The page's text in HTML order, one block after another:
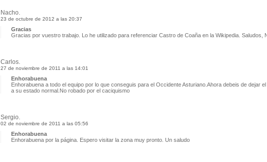
Nacho.
23 de octubre de 2012 a las 20:37
Gracias
Gracias por vuestro trabajo. Lo he utilizado para referenciar Castro de Coaña en la Wikipedia. Saludos,
Carlos.
27 de noviembre de 2011 a las 14:01
Enhorabuena
Enhorabuena a todo el equipo por lo que conseguis para el Occidente Asturiano.Ahora debeis de dejar
a su estado normal.No robado por el caciquismo
Sergio.
02 de noviembre de 2011 a las 05:56
Enhorabuena
Enhorabuena por la página. Espero visitar la zona muy pronto. Un saludo